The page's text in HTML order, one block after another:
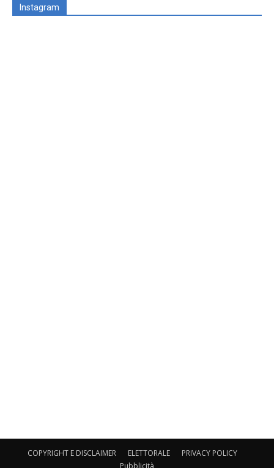
Instagram
COPYRIGHT E DISCLAIMER ELETTORALE
PRIVACY POLICY
Pubblicità